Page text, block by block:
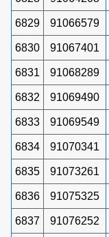
6829 91066579
6830 91067401
6831 91068289
6832 91069490
6833 91069549
6834 91070341
6835 91073261
6836 91075325
6837 91076252